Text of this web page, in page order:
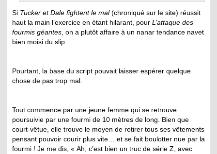
Si Tucker et Dale fightent le mal(chroniqué sur le site) réussit
haut la main l’exercice en étant hilarant, pour L’attaque des
fourmis géantes, on a plutôt affaire à un nanar tendance navet
bien moisi du slip.
Pourtant, la base du script pouvait laisser espérer quelque
chose de pas trop mal.
Tout commence par une jeune femme qui se retrouve
poursuivie par une fourmi de 10 mètres de long. Bien que
court-vêtue, elle trouve le moyen de retirer tous ses vêtements
pensant pouvoir courir plus vite… et se fait boulotter nue par la
fourmi ! Je me dis, « Ah, c’est bien un truc de série Z, avec